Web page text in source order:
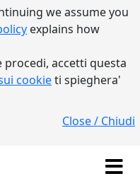
we assume you
explains how
accetti questa
cookieti spieghera'
Close / Chiudi